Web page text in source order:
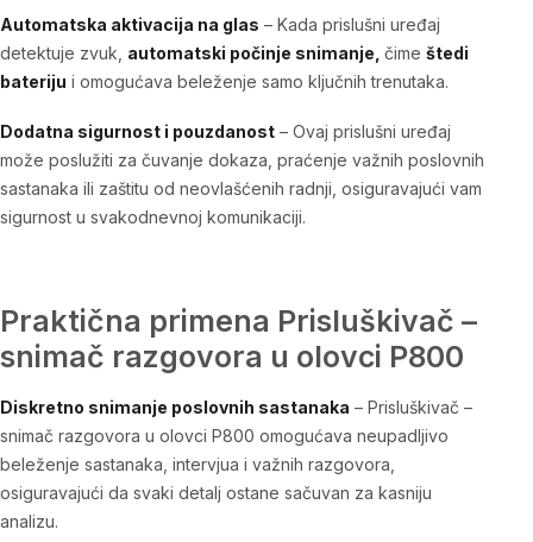
Automatska aktivacija na glas – Kada prislušni uređaj
detektuje zvuk, automatski počinje snimanje, čime štedi
bateriju i omogućava beleženje samo ključnih trenutaka.
Dodatna sigurnost i pouzdanost – Ovaj prislušni uređaj
može poslužiti za čuvanje dokaza, praćenje važnih poslovnih
sastanaka ili zaštitu od neovlašćenih radnji, osiguravajući vam
sigurnost u svakodnevnoj komunikaciji.
Praktična primena Prisluškivač –
snimač razgovora u olovci P800
Diskretno snimanje poslovnih sastanaka – Prisluškivač –
snimač razgovora u olovci P800 omogućava neupadljivo
beleženje sastanaka, intervjua i važnih razgovora,
osiguravajući da svaki detalj ostane sačuvan za kasniju
analizu.